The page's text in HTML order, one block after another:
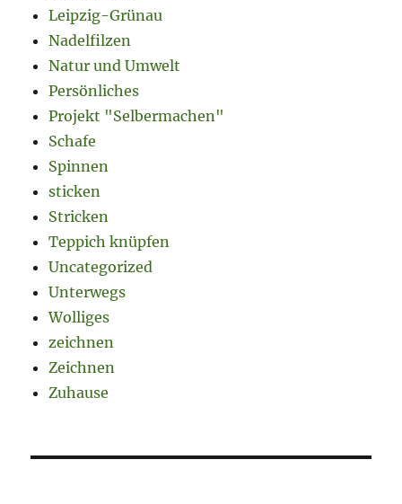
Leipzig-Grünau
Nadelfilzen
Natur und Umwelt
Persönliches
Projekt "Selbermachen"
Schafe
Spinnen
sticken
Stricken
Teppich knüpfen
Uncategorized
Unterwegs
Wolliges
zeichnen
Zeichnen
Zuhause